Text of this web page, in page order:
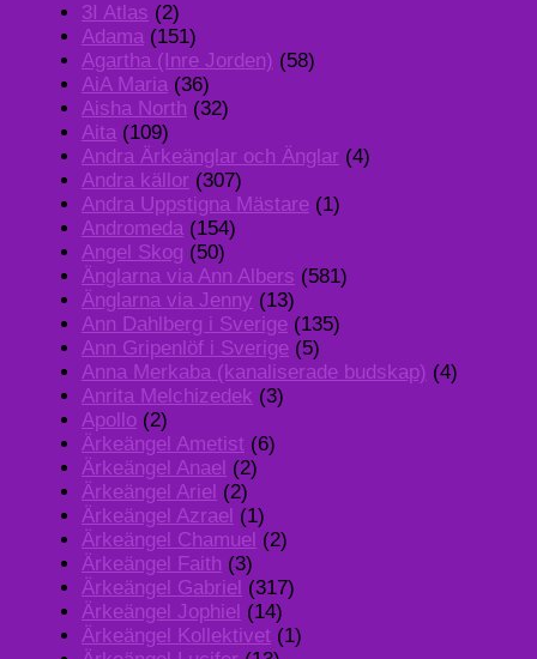
3I Atlas (2)
Adama (151)
Agartha (Inre Jorden) (58)
AiA Maria (36)
Aisha North (32)
Aita (109)
Andra Ärkeänglar och Änglar (4)
Andra källor (307)
Andra Uppstigna Mästare (1)
Andromeda (154)
Angel Skog (50)
Änglarna via Ann Albers (581)
Änglarna via Jenny (13)
Ann Dahlberg i Sverige (135)
Ann Gripenlöf i Sverige (5)
Anna Merkaba (kanaliserade budskap) (4)
Anrita Melchizedek (3)
Apollo (2)
Ärkeängel Ametist (6)
Ärkeängel Anael (2)
Ärkeängel Ariel (2)
Ärkeängel Azrael (1)
Ärkeängel Chamuel (2)
Ärkeängel Faith (3)
Ärkeängel Gabriel (317)
Ärkeängel Jophiel (14)
Ärkeängel Kollektivet (1)